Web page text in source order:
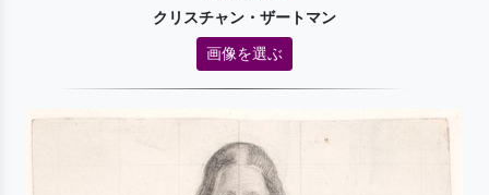
クリスチャン・ザートマン
画像を選ぶ